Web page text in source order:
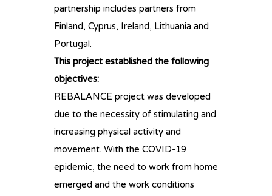
partnership includes partners from
Finland, Cyprus, Ireland, Lithuania and
Portugal.
This project established the following
objectives:
REBALANCE project was developed
due to the necessity of stimulating and
increasing physical activity and
movement. With the COVID-19
epidemic, the need to work from home
emerged and the work conditions